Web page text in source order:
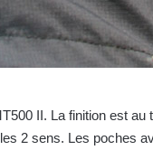
II. La finition est
2 sens. Les poches